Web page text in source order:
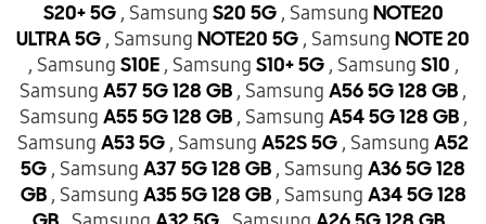
S20+ 5G , Samsung S20 5G , Samsung NOTE20
ULTRA 5G , Samsung NOTE20 5G , Samsung NOTE 20
, Samsung S10E , Samsung S10+ 5G , Samsung S10 ,
Samsung A57 5G 128 GB , Samsung A56 5G 128 GB ,
Samsung A55 5G 128 GB , Samsung A54 5G 128 GB ,
Samsung A53 5G , Samsung A52S 5G , Samsung A52
5G , Samsung A37 5G 128 GB , Samsung A36 5G 128
GB , Samsung A35 5G 128 GB , Samsung A34 5G 128